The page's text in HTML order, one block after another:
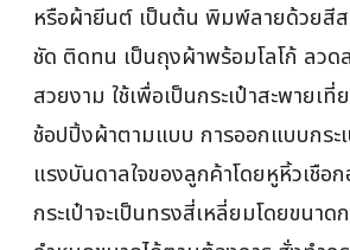
หรือผ้ายีนต์ เป็นต้น พิมพ์ลายด้วย
ชัด ติดทน เป็นถุงผ้าพร้อมโลโก้ ลวด
สวยงาม ใช้เพื่อเป็นกระเป๋าสะพายเที่
ช้อปปิ้งผ้าตามแบบ การออกแบบกระ
แรงบันดาลใจของลูกค้าโดยหูหิ้วเชื
กระเป๋าจะเป็นทรงสี่เหลี่ยมโดยขนาด